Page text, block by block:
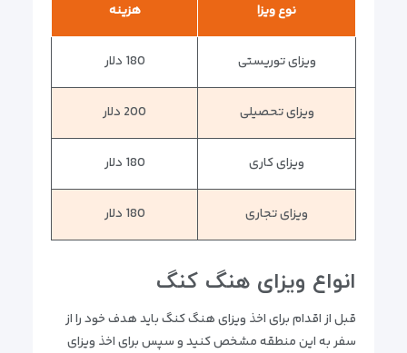
نوع ویزا هزینه
ویزای توریستی 180 دلار
ویزای تحصیلی 200 دلار
ویزای کاری 180 دلار
ویزای تجاری 180 دلار
انواع ویزای هنگ کنگ
قبل از اقدام برای اخذ ویزای هنگ کنگ باید هدف خود را از
سفر به این منطقه مشخص کنید و سپس برای اخذ ویزای